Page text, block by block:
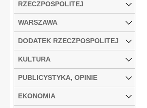
RZECZPOSPOLITEJ
WARSZAWA
DODATEK RZECZPOSPOLITEJ
KULTURA
PUBLICYSTYKA, OPINIE
EKONOMIA